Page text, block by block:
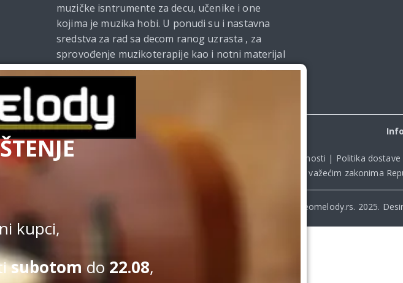
muzičke isntrumente za decu, učenike i one
kojima je muzika hobi. U ponudi su i nastavna
sredstva za rad sa decom ranog uzrasta , za
sprovođenje muzikoterapije kao i notni materijal
i udžbenici za muzičke škole. Od 2021. godine
Beomelody se bavi i izdavačkom delatnošću.
Kupovina na sajtu obavlja se u skladu sa važećim zakonima
Politika privatnosti | Politika dostave
© Beomelody.rs. 2025.
kupci,
subotomdo 22.08,